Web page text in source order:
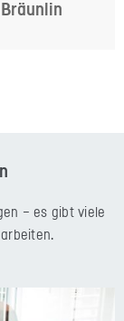
– es gibt viele